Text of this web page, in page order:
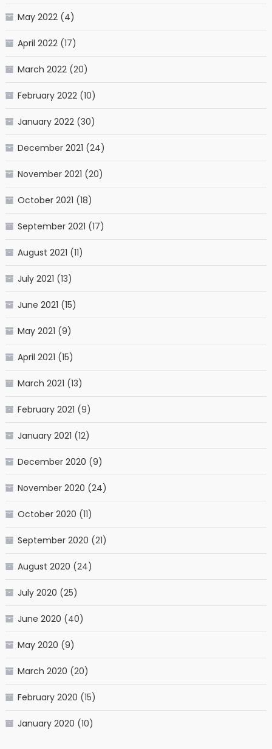
May 2022(4)
April 2022(17)
March 2022(20)
February 2022(10)
January 2022(30)
December 2021 (24)
November 2021 (20)
October 2021 (18)
September 2021 (17)
August 2021 (11)
July 2021 (13)
June 2021 (15)
May 2021 (9)
April 2021 (15)
March 2021 (13)
February 2021 (9)
January 2021 (12)
December 2020 (9)
November 2020 (24)
October 2020 (11)
September 2020 (21)
August 2020 (24)
July 2020 (25)
June 2020 (40)
May 2020 (9)
March 2020 (20)
February 2020 (15)
January 2020 (10)